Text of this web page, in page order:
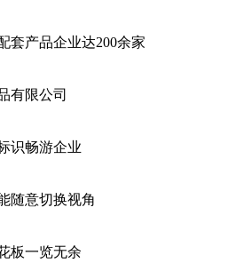
套产品企业达200余家
有限公司
识畅游企业
随意切换视角
板一览无余